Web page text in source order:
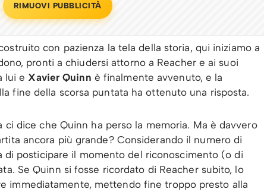
RIMUOVI PUBBLICITÀ
con pazienza la tela della storia, qui iniziamo a
pronti a chiudersi attorno a Reacher e ai suoi
lui e Xavier Quinn è finalmente avvenuto, e la
fine della scorsa puntata ha ottenuto una risposta.
ci dice che Quinn ha perso la memoria. Ma è davvero
ancora più grande? Considerando il numero di
di posticipare il momento del riconoscimento (o di
Se Quinn si fosse ricordato di Reacher subito, lo
immediatamente, mettendo fine troppo presto alla